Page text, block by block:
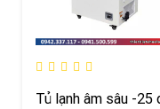
Tủ lạnh âm sâu -25